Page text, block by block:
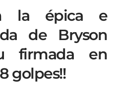
la épica e
de Bryson
firmada en
golpes!!